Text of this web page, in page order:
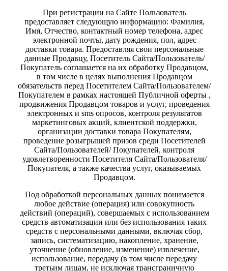
При регистрации на Сайте Пользователь
предоставляет следующую информацию: Фамилия,
Имя, Отчество, контактный номер телефона, адрес
электронной почты, дату рождения, пол, адрес
доставки товара. Предоставляя свои персональные
данные Продавцу, Посетитель Сайта/Пользователь/
Покупатель соглашается на их обработку Продавцом,
в том числе в целях выполнения Продавцом
обязательств перед Посетителем Сайта/Пользователем/
Покупателем в рамках настоящей Публичной оферты ,
продвижения Продавцом товаров и услуг, проведения
электронных и sms опросов, контроля результатов
маркетинговых акций, клиентской поддержки,
организации доставки товара Покупателям,
проведение розыгрышей призов среди Посетителей
Сайта/Пользователей/ Покупателей, контроля
удовлетворенности Посетителя Сайта/Пользователя/
Покупателя, а также качества услуг, оказываемых
Продавцом.
Под обработкой персональных данных понимается
любое действие (операция) или совокупность
действий (операций), совершаемых с использованием
средств автоматизации или без использования таких
средств с персональными данными, включая сбор,
запись, систематизацию, накопление, хранение,
уточнение (обновление, изменение) извлечение,
использование, передачу (в том числе передачу
третьим лицам, не исключая трансграничную